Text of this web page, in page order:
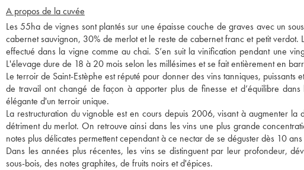
A propos de la cuvée
Les 55ha de vignes sont plantés sur une épaisse couche de graves avec un
cabernet sauvignon, 30% de merlot et le reste de cabernet franc et petit
effectué dans la vigne comme au chai. S’en suit la vinification pendant une
L'élevage dure de 18 à 20 mois selon les millésimes et se fait entièrement en
Le terroir de Saint-Estèphe est réputé pour donner des vins tanniques, puissants
de travail ont changé de façon à apporter plus de finesse et d’équilibre
élégante d'un terroir unique.
La restructuration du vignoble est en cours depuis 2006, visant à augmenter
détriment du merlot. On retrouve ainsi dans les vins une plus grande
notes plus délicates permettent cependant à ce nectar de se déguster dès 10
Dans les années plus récentes, les vins se distinguent par leur profondeur,
sous-bois, des notes graphites, de fruits noirs et d'épices.